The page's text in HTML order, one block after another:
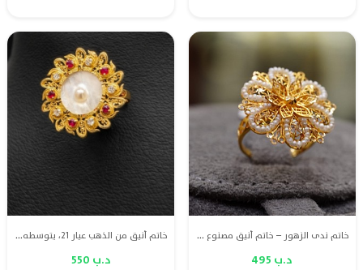
خاتم ندى الزهور – خاتم أنيق مصنوع من ذهب عيار 21 ومزين بلؤلؤ طبيعي بحريني فاخر، يجمع بين نعومة التصميم وبريق الفخامة ليمنحك إطلالة راقية تناسب جميع المناسبات.
د.ب 495
خاتم أنيق من الذهب عيار 21، يتوسطه محار طبيعي محاط بالألماس والياقوت، ليمنحكِ إطلالة مميزة وفاخرة.
د.ب 550